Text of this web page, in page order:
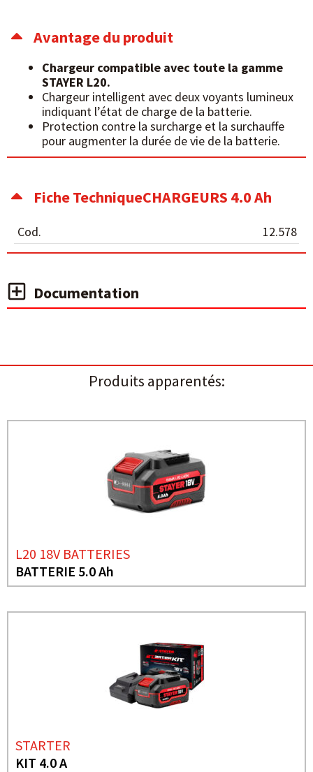
Avantage du produit
Chargeur compatible avec toute la gamme
STAYER L20.
Chargeur intelligent avec deux voyants lumineux
indiquant l’état de charge de la batterie.
Protection contre la surcharge et la surchauffe
pour augmenter la durée de vie de la batterie.
Fiche TechniqueCHARGEURS 4.0 Ah
Cod. 12.578
Documentation
Produits apparentés:
L20 18V BATTERIES
BATTERIE 5.0 Ah
STARTER
KIT 4.0 A